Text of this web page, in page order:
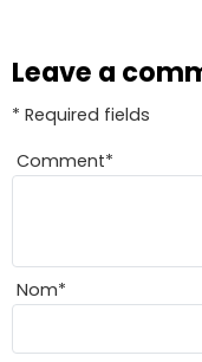
Leave a
* Required fields
Comment*
Nom*